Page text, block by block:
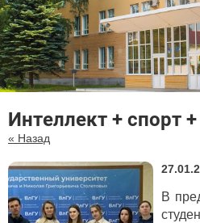
Интеллект + спорт
« Назад
В